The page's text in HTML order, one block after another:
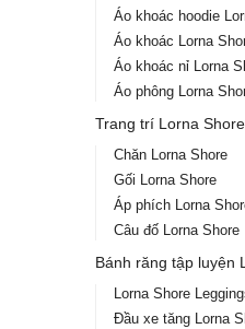
Áo khoác hoodie
Áo khoác Lorna
Áo khoác nỉ Lorna
Áo phông Lorna
Trang trí Lorna Shore
Chăn Lorna Shore
Gối Lorna Shore
Áp phích Lorna
Câu đố Lorna Shore
Bánh răng tập luyện
Lorna Shore
Đầu xe tăng Lorna